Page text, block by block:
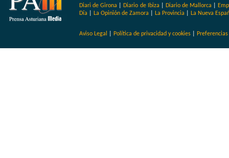
Diari de Girona Diario de Ibiza Diario de Mallorca
Día
La Opinión de Zamora La Provincia La Nueva
Aviso Legal Política de privacidad y cookies